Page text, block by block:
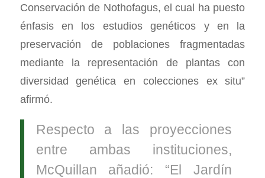
Conservación de Nothofagus, el cual ha puesto
énfasis en los estudios genéticos y en la
preservación de poblaciones fragmentadas
mediante la representación de plantas con
diversidad genética en colecciones ex situ”
afirmó.
Respecto a las proyecciones
entre ambas instituciones,
McQuillan añadió: “El Jardín